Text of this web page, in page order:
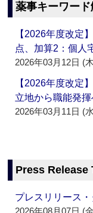
薬事キーワー
【2026年度改定
点、加算2：個人
2026年03月12日 (
【2026年度改定
立地から職能発揮
2026年03月11日 (
Press Release
プレスリリース